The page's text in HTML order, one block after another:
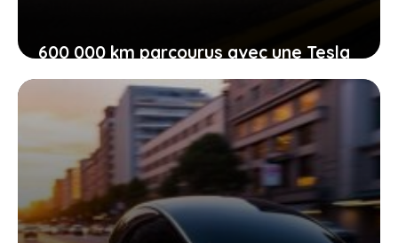
600 000 km parcourus avec une Tesla
Model 3 : quel état d’autonomie pour
sa batterie d’origine après tout ce
temps ?
10 mai 2026